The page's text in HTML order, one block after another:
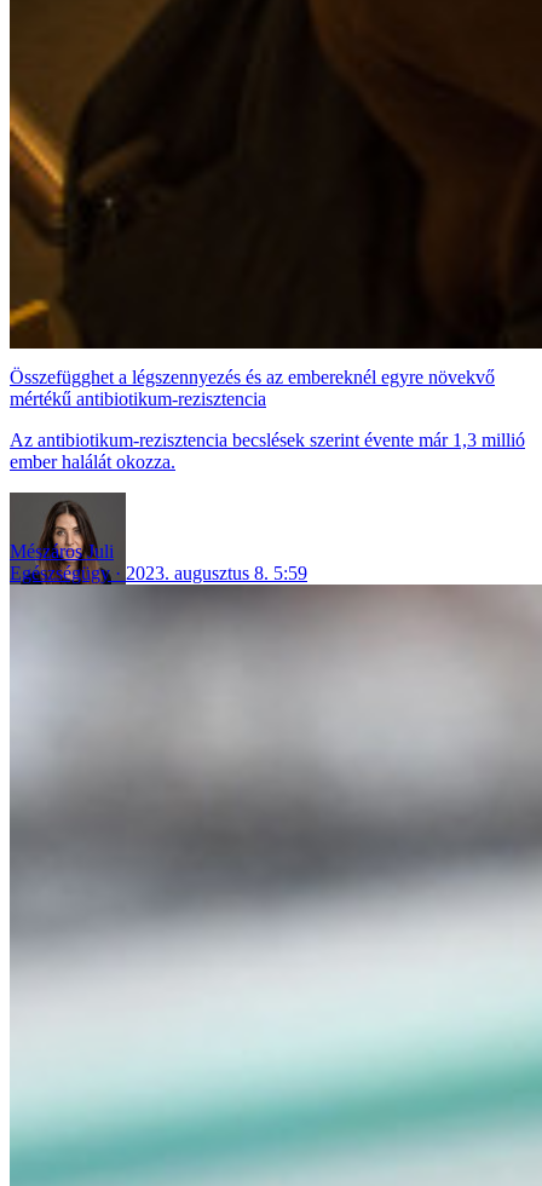
Összefügghet a légszennyezés és az embereknél egyre növekvő
mértékű antibiotikum-rezisztencia
Az antibiotikum-rezisztencia becslések szerint évente már 1,3 millió
ember halálát okozza.
Mészáros Juli
Egészségügy
2023. augusztus 8. 5:59